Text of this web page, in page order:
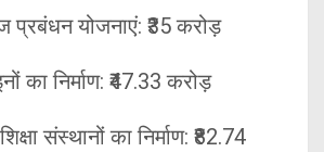
प्रबंधन योजनाएं: ₹35 करोड़
का निर्माण: ₹47.33 करोड़
संस्थानों का निर्माण: ₹82.74